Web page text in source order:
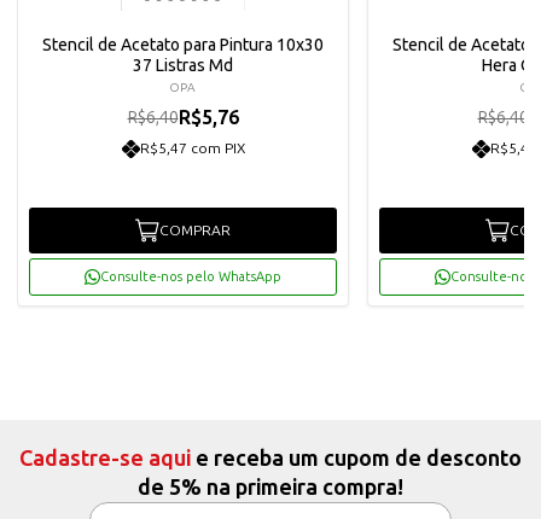
Stencil de Acetato para Pintura 10x30
37 Listras Md
OPA
R$6,40R$5,76
R$5,47 com PIX
COMPRAR
Consulte-nos pelo WhatsApp
Stencil de Acetato
Hera
R$6,40
R$5,47
Consulte-nos
Cadastre-se aqui e receba um cupom de desconto
de 5% na primeira compra!